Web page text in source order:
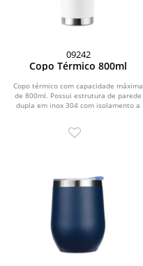
09242
Copo Térmico 800ml
Copo térmico com capacidade máxima
de 800ml. Possui estrutura de parede
dupla em inox 304 com isolamento a